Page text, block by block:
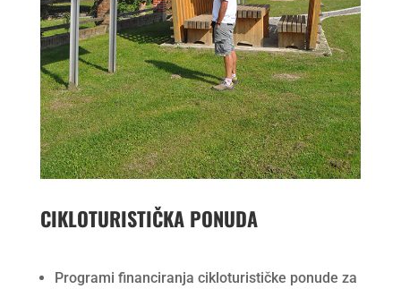
CIKLOTURISTIČKA PONUDA
Programi financiranja cikloturističke ponude za